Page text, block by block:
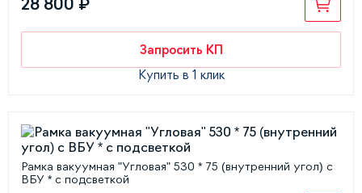
28 800 ₽
Запросить КП
Купить в 1 клик
Рамка вакуумная "Угловая" 530 * 75 (внутренний угол) с
ВБУ * с подсветкой